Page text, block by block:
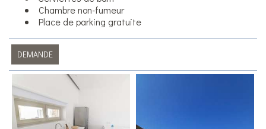
Chambre non-fumeur
Place de parking gratuite
DEMANDE